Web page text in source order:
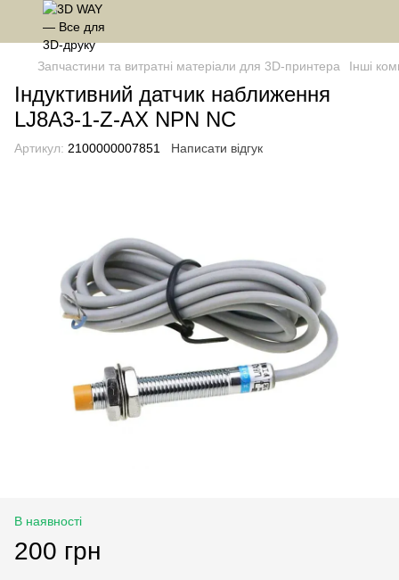
Запчастини та витратні матеріали для 3D-принтера Інші
Індуктивний датчик наближення
LJ8A3-1-Z-AX NPN NC
Артикул: 2100000007851 Написати відгук
В наявності
200 грн